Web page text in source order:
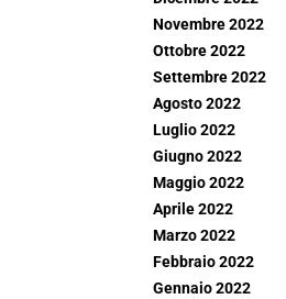
Novembre 2022
Ottobre 2022
Settembre 2022
Agosto 2022
Luglio 2022
Giugno 2022
Maggio 2022
Aprile 2022
Marzo 2022
Febbraio 2022
Gennaio 2022